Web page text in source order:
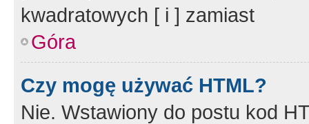
kwadratowych [ i ] zamiast
Góra
Czy mogę używać HTML?
Nie. Wstawiony do postu kod